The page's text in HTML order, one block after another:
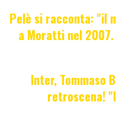
Pelè si racconta: "il
a Moratti nel 2007.
Inter, Tommaso
retroscena!